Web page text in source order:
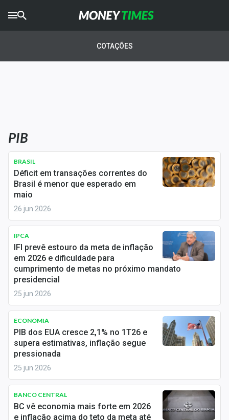
AGROTIMES
Newsletters
Money Trader
Anuncie
Últimas Notícias
Newsletters
Cotações
Comprar ou vender?
Carteiras Recomendadas
Central de Fundos Imobiliários
Central dos IPOs
Renda Fixa
Finanças Pessoais
COTAÇÕES
PIB
BRASIL
Déficit em transações correntes do
Brasil é menor que esperado em
maio
26 jun 2026
IPCA
IFI prevê estouro da meta de inflação
em 2026 e dificuldade para
cumprimento de metas no próximo mandato
presidencial
25 jun 2026
ECONOMIA
PIB dos EUA cresce 2,1% no 1T26 e
supera estimativas, inflação segue
pressionada
25 jun 2026
BANCO CENTRAL
BC vê economia mais forte em 2026
e inflação acima do teto da meta até